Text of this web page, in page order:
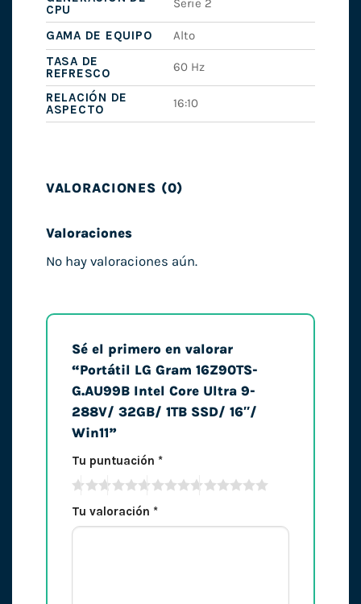
CPU
GAMA DE EQUIPO
Alto
TASA DE
REFRESCO
60 Hz
RELACIÓN DE
ASPECTO
16:10
VALORACIONES (0)
Valoraciones
No hay valoraciones aún.
Sé el primero en valorar
“Portátil LG Gram 16Z90TS-
G.AU99B Intel Core Ultra 9-
288V/ 32GB/ 1TB SSD/ 16″/
Win11”
Tu puntuación *
Tu valoración *